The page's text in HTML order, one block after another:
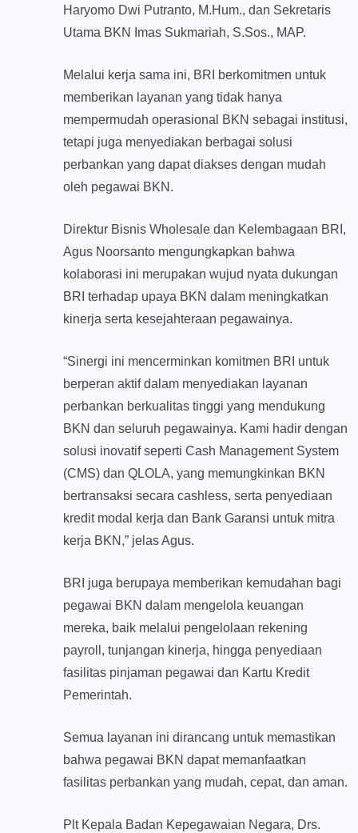
Haryomo Dwi Putranto, M.Hum., dan Sekretaris
Utama BKN Imas Sukmariah, S.Sos., MAP.
Melalui kerja sama ini, BRI berkomitmen untuk
memberikan layanan yang tidak hanya
mempermudah operasional BKN sebagai institusi,
tetapi juga menyediakan berbagai solusi
perbankan yang dapat diakses dengan mudah
oleh pegawai BKN.
Direktur Bisnis Wholesale dan Kelembagaan BRI,
Agus Noorsanto mengungkapkan bahwa
kolaborasi ini merupakan wujud nyata dukungan
BRI terhadap upaya BKN dalam meningkatkan
kinerja serta kesejahteraan pegawainya.
“Sinergi ini mencerminkan komitmen BRI untuk
berperan aktif dalam menyediakan layanan
perbankan berkualitas tinggi yang mendukung
BKN dan seluruh pegawainya. Kami hadir dengan
solusi inovatif seperti Cash Management System
(CMS) dan QLOLA, yang memungkinkan BKN
bertransaksi secara cashless, serta penyediaan
kredit modal kerja dan Bank Garansi untuk mitra
kerja BKN,” jelas Agus.
BRI juga berupaya memberikan kemudahan bagi
pegawai BKN dalam mengelola keuangan
mereka, baik melalui pengelolaan rekening
payroll, tunjangan kinerja, hingga penyediaan
fasilitas pinjaman pegawai dan Kartu Kredit
Pemerintah.
Semua layanan ini dirancang untuk memastikan
bahwa pegawai BKN dapat memanfaatkan
fasilitas perbankan yang mudah, cepat, dan aman.
Plt Kepala Badan Kepegawaian Negara, Drs.